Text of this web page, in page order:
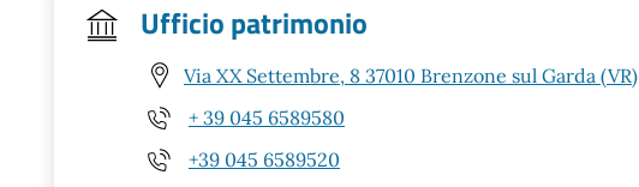
Ufficio patrimonio
Via XX Settembre, 8 37010 Brenzone sul Garda (VR)
+ 39 045 6589580
+39 045 6589520